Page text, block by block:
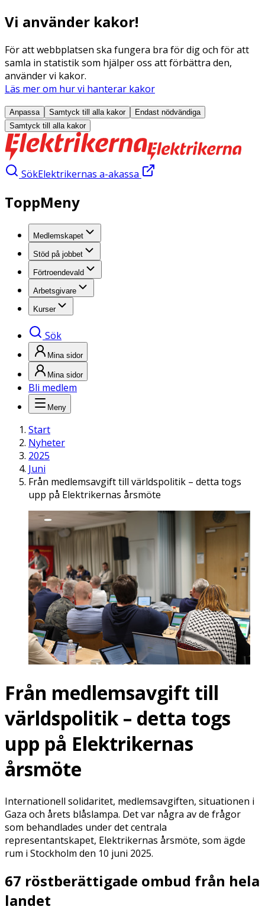
Vi använder kakor!
För att webbplatsen ska fungera bra för dig och för att
samla in statistik som hjälper oss att förbättra den,
använder vi kakor.
Läs mer om hur vi hanterar kakor
Anpassa Samtyck till alla kakor
Endast nödvändiga
Samtyck till alla kakor
SökElektrikernas a-akassa
ToppMeny
Medlemskapet
Stöd på jobbet
Förtroendevald
Arbetsgivare
Kurser
Sök
Mina sidor
Mina sidor
Bli medlem
Meny
Start
Nyheter
2025
Juni
Från medlemsavgift till världspolitik – detta togs
upp på Elektrikernas årsmöte
Från medlemsavgift till
världspolitik – detta togs
upp på Elektrikernas
årsmöte
Internationell solidaritet, medlemsavgiften, situationen i
Gaza och årets blåslampa. Det var några av de frågor
som behandlades under det centrala
representantskapet, Elektrikernas årsmöte, som ägde
rum i Stockholm den 10 juni 2025.
67 röstberättigade ombud från hela
landet